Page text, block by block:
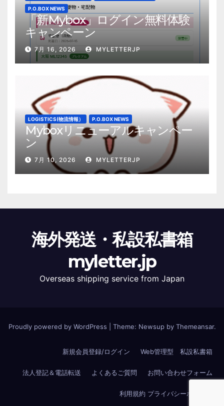
P.O.BOX NEWS
「新Mybox」ログイン無料体験
キャンペーン
7月 16, 2026 MYLETTERJP
LOGISTICS(物流情報） P.O.BOX NEWS
Myboxリニューアルキャンペー
ン
7月 10, 2026 MYLETTERJP
海外発送・私設私書箱
myletter.jp
Overseas shipping service from Japan
Proudly powered by WordPress Theme: Newsup by Themeansar.
新規会員登録/ログイン Web管理型 私設私書箱
法人登記＆電話転送 よくあるご質問 お問い合わせフォーム
利用規約 プライバシーポリシー